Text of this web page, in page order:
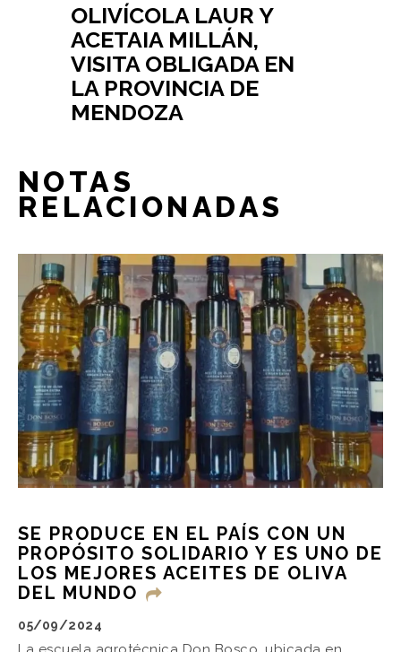
OLIVÍCOLA LAUR Y
ACETAIA MILLÁN,
VISITA OBLIGADA EN
LA PROVINCIA DE
MENDOZA
NOTAS
RELACIONADAS
SE PRODUCE EN EL PAÍS CON UN
PROPÓSITO SOLIDARIO Y ES UNO DE
LOS MEJORES ACEITES DE OLIVA
DEL MUNDO
05/09/2024